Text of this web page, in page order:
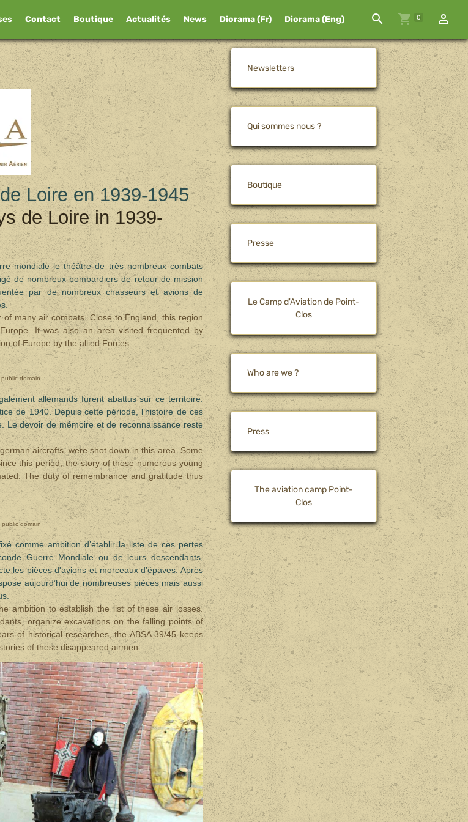
Contact Boutique Actualités News Diorama (Fr) Diorama (Eng) 0
Loire en 1939-1945
de Loire in 1939-
mondiale le théâtre de très nombreux combats
de nombreux bombardiers de retour de mission
par de nombreux chasseurs et avions de
many air combats. Close to England, this region
It was also an area visited frequented by
of Europe by the allied Forces.
domain
allemands furent abattus sur ce territoire.
de 1940. Depuis cette période, l’histoire de ces
Le devoir de mémoire et de reconnaissance reste
aircrafts, were shot down in this area. Some
this period, the story of these numerous young
The duty of remembrance and gratitude thus
public domain
comme ambition d’établir la liste de ces pertes
Guerre Mondiale ou de leurs descendants,
les pièces d'avions et morceaux d’épaves. Après
aujourd’hui de nombreuses pièces mais aussi
ambition to establish the list of these air losses.
organize excavations on the falling points of
of historical researches, the ABSA 39/45 keeps
of these disappeared airmen.
Newsletters
Qui sommes nous ?
Boutique
Presse
Le Camp d'Aviation de Point-
Clos
Who are we ?
Press
The aviation camp Point-
Clos